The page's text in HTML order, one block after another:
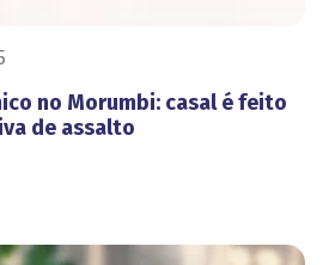
no Morumbi: casal é feito
de assalto